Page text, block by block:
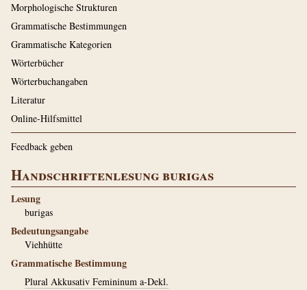
Morphologische Strukturen
Grammatische Bestimmungen
Grammatische Kategorien
Wörterbücher
Wörterbuchangaben
Literatur
Online-Hilfsmittel
Feedback geben
Handschriftenlesung burigas
Lesung
burigas
Bedeutungsangabe
Viehhütte
Grammatische Bestimmung
Plural Akkusativ Femininum a-Dekl.